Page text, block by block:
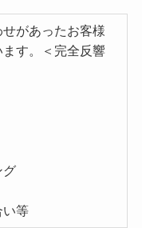
があったお客様
す。＜完全反響
グ
等